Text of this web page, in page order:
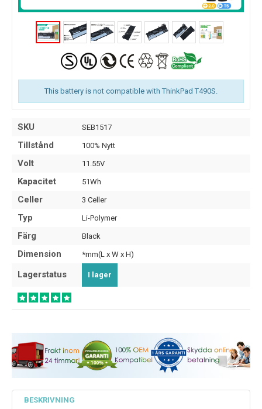
This battery is not compatible with ThinkPad T490S.
SKU SEB1517
Tillstånd 100% Nytt
Volt 11.55V
Kapacitet 51Wh
Celler 3 Celler
Typ Li-Polymer
Färg Black
Dimension *mm(L x W x H)
Lagerstatus I lager
BESKRIVNING